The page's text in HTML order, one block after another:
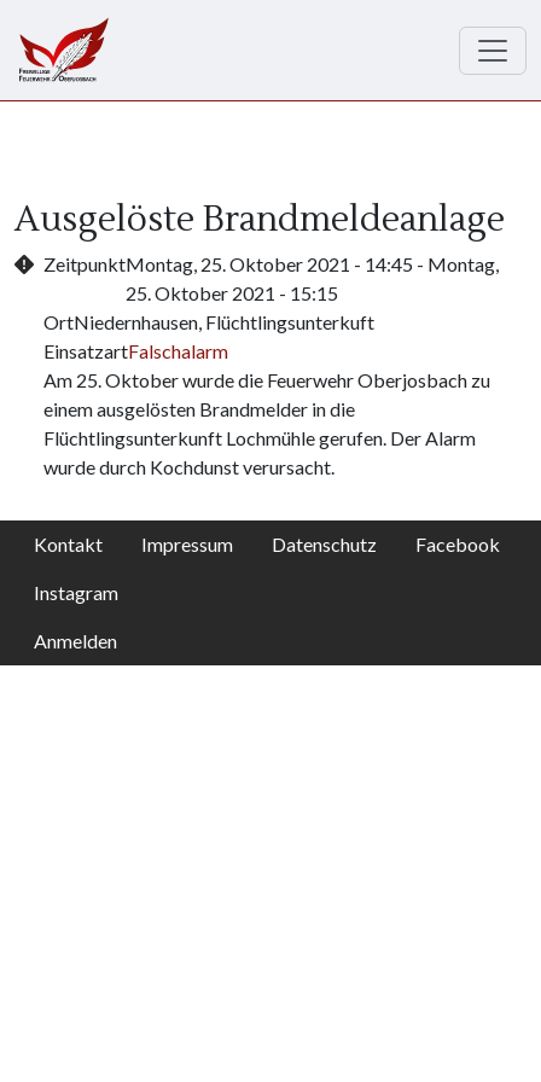
Ausgelöste Brandmeldeanlage
ZeitpunktMontag, 25. Oktober 2021 - 14:45 - Montag,
25. Oktober 2021 - 15:15
OrtNiedernhausen, Flüchtlingsunterkuft
EinsatzartFalschalarm
Am 25. Oktober wurde die Feuerwehr Oberjosbach zu
einem ausgelösten Brandmelder in die
Flüchtlingsunterkunft Lochmühle gerufen. Der Alarm
wurde durch Kochdunst verursacht.
Kontakt Impressum Datenschutz Facebook
Instagram
Anmelden